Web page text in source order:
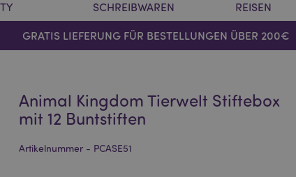
SCHREIBWAREN
REISEN
GRATIS LIEFERUNG FÜR BESTELLUNGEN ÜBER 200€
Animal Kingdom Tierwelt Stiftebox
mit 12 Buntstiften
Artikelnummer - PCASE51